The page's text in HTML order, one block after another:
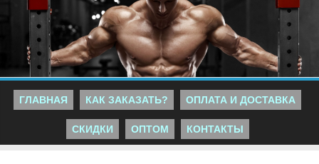
ГЛАВНАЯ КАК ЗАКАЗАТЬ? ОПЛАТА И ДОСТАВКА
СКИДКИ ОПТОМ КОНТАКТЫ